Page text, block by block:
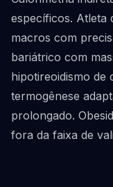
específicos. Atleta
macros com
bariátrico com
hipotireoidismo de
termogênese
prolongado.
fora da faixa de